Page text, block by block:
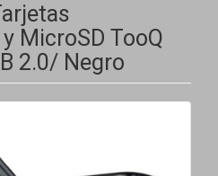
MicroSD TooQ
2.0/ Negro